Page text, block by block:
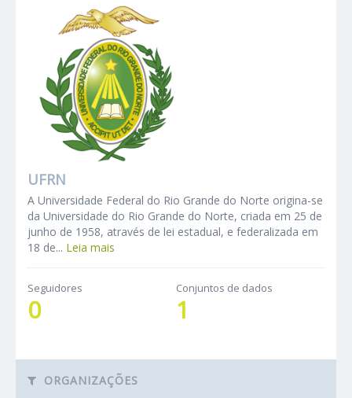
UFRN
A Universidade Federal do Rio Grande do Norte origina-se
da Universidade do Rio Grande do Norte, criada em 25 de
junho de 1958, através de lei estadual, e federalizada em
18 de... Leia mais
Seguidores
0
Conjuntos de dados
1
ORGANIZAÇÕES